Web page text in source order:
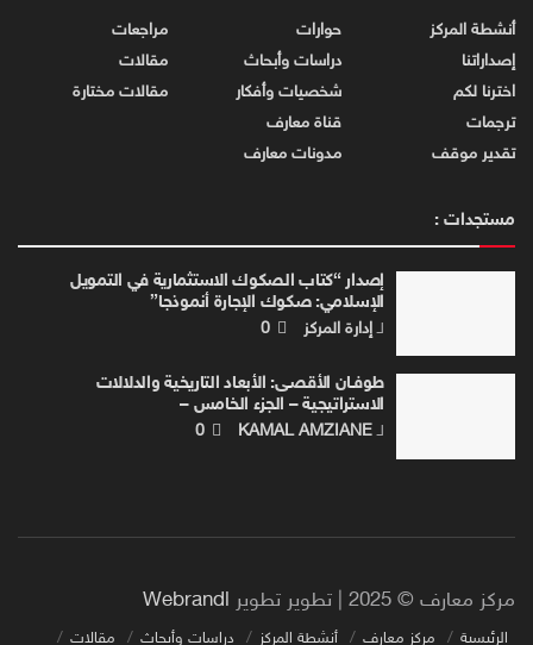
أنشطة المركز
إصداراتنا
اخترنا لكم
ترجمات
تقدير موقف
حوارات
دراسات وأبحاث
شخصيات وأفكار
قناة معارف
مدونات معارف
مراجعات
مقالات
مقالات مختارة
مستجدات :
إصدار “كتاب الصكوك الاستثمارية في التمويل
الإسلامي: صكوك الإجارة أنموذجا”
لـ إدارة المركز
طوفـان الأقصـى: الأبعاد التاريخية والدلالات
الاستراتيجية – الجزء الخامس –
لـ KAMAL AMZIANE
مركز معارف © 2025 | تطوير تطوير Webrandl
الرئيسية مركز معارف أنشطة المركز دراسات وأبحاث مقالات